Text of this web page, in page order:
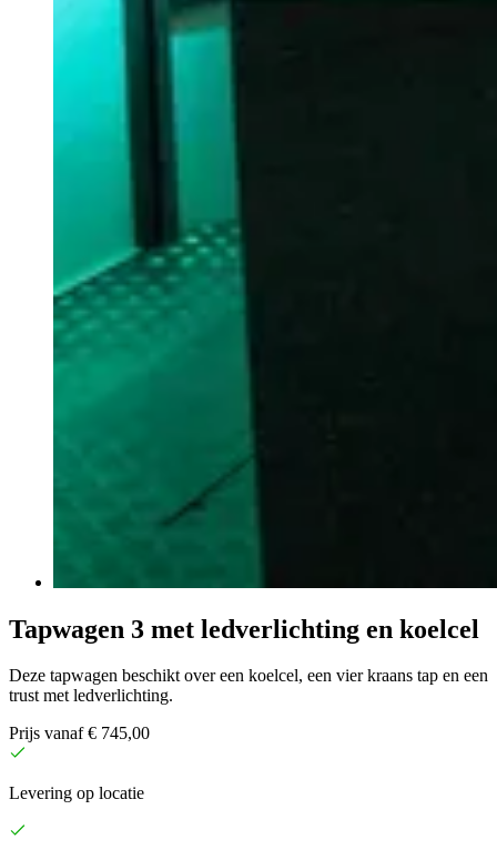
Tapwagen 3 met ledverlichting en koelcel
Deze tapwagen beschikt over een koelcel, een vier kraans tap en een
trust met ledverlichting.
Prijs vanaf € 745,00
Levering op locatie